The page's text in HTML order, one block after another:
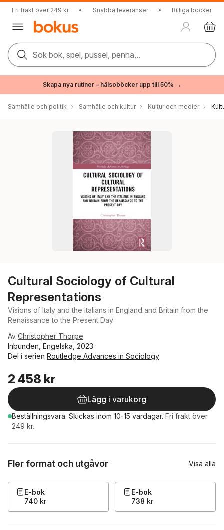
Fri frakt över 249 kr • Snabba leveranser • Billiga böcker
Sök bok, spel, pussel, penna...
Skapa nya rutiner – hälsoböcker upp till 50% →
Samhälle och politik Samhälle och kultur Kultur och medier
Cultural Sociology of Cultural
Representations
Visions of Italy and the Italians in England and Britain from the
Renaissance to the Present Day
Av Christopher Thorpe
Inbunden, Engelska, 2023
Del i serien Routledge Advances in Sociology
2 458 kr
Lägg i varukorg
Beställningsvara. Skickas inom 10-15 vardagar. Fri frakt över
249 kr.
Fler format och utgåvor Visa alla
E-bok
740 kr
E-bok
738 kr